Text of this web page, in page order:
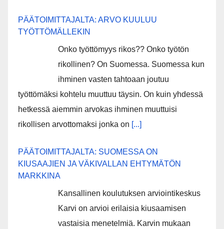
PÄÄTOIMITTAJALTA: ARVO KUULUU
TYÖTTÖMÄLLEKIN
Onko työttömyys rikos?? Onko työtön
rikollinen? On Suomessa. Suomessa kun
ihminen vasten tahtoaan joutuu
työttömäksi kohtelu muuttuu täysin. On kuin yhdessä
hetkessä aiemmin arvokas ihminen muuttuisi
rikollisen arvottomaksi jonka on [...]
PÄÄTOIMITTAJALTA: SUOMESSA ON
KIUSAAJIEN JA VÄKIVALLAN EHTYMÄTÖN
MARKKINA
Kansallinen koulutuksen arviointikeskus
Karvi on arvioi erilaisia kiusaamisen
vastaisia menetelmiä. Karvin mukaan